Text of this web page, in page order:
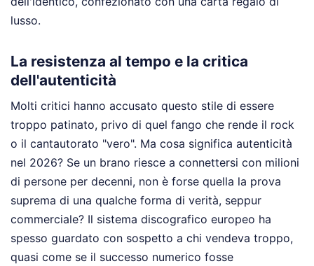
lusso.
La resistenza al tempo e la critica
dell'autenticità
Molti critici hanno accusato questo stile di essere
troppo patinato, privo di quel fango che rende il rock
o il cantautorato "vero". Ma cosa significa autenticità
nel 2026? Se un brano riesce a connettersi con milioni
di persone per decenni, non è forse quella la prova
suprema di una qualche forma di verità, seppur
commerciale? Il sistema discografico europeo ha
spesso guardato con sospetto a chi vendeva troppo,
quasi come se il successo numerico fosse